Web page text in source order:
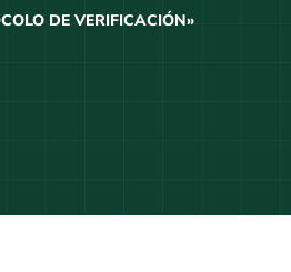
DE VERIFICACIÓN»